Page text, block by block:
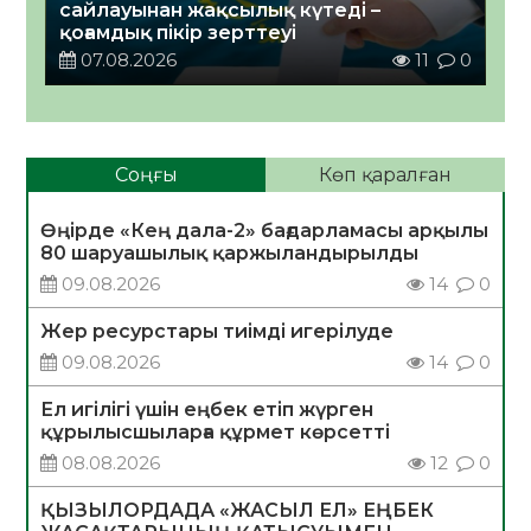
сайлауынан жақсылық күтеді –
қоғамдық пікір зерттеуі
07.08.2026
11 0
Соңғы Көп қаралған
Өңірде «Кең дала-2» бағдарламасы арқылы
80 шаруашылық қаржыландырылды
09.08.2026
14 0
Жер ресурстары тиімді игерілуде
09.08.2026
14 0
Ел игілігі үшін еңбек етіп жүрген
құрылысшыларға құрмет көрсетті
08.08.2026
12 0
ҚЫЗЫЛОРДАДА «ЖАСЫЛ ЕЛ» ЕҢБЕК